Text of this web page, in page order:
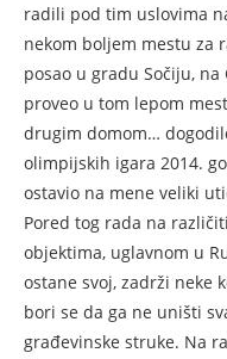
radili pod tim uslovima
nekom boljem mestu za
posao u gradu Sočiju,
proveo u tom lepom
drugim domom…
olimpijskih igara 2014.
ostavio na mene veliki
Pored tog rada na
objektima, uglavnom u
ostane svoj, zadrži neke
bori se da ga ne uništi
građevinske struke. Na